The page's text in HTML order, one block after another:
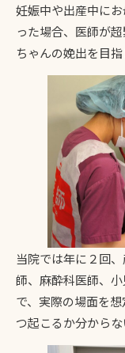
妊娠中や出産中に
った場合、医師が
ちゃんの娩出を目指
当院では年に２回
師、麻酔科医師、
で、実際の場面を
つ起こるか分から